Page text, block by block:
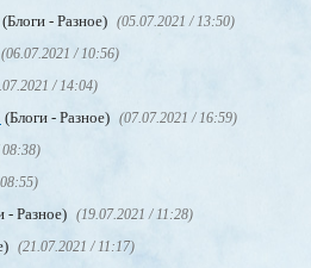
(Блоги - Разное) (05.07.2021 / 13:50)
(06.07.2021 / 10:56)
/ 14:04)
(Блоги - Разное) (07.07.2021 / 16:59)
08:38)
- Разное) (19.07.2021 / 11:28)
(21.07.2021 / 11:17)